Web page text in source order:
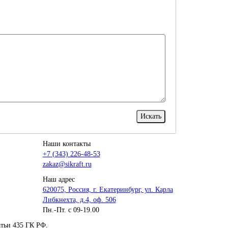
Наши контакты
+7 (343) 226-48-53
zakaz@sikraft.ru
Наш адрес
620075, Россия, г. Екатеринбург, ул. Карла
Либкнехта, д.4, оф. 506
Пн.-Пт. с 09-19.00
435 ГК РФ.